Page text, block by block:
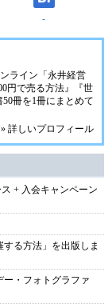
-
ライン「永井経営
円で売る方法』『世
冊を1冊にまとめて
» 詳しいプロフィール
+ 入会キャンペーン
る方法」を出版しま
ー・フォトグラファ